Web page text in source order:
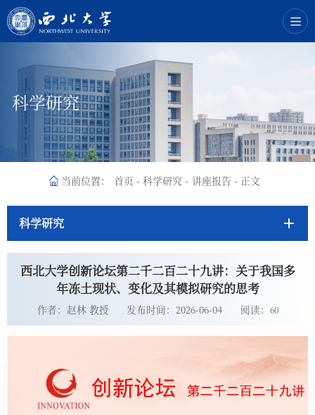
科学研究
当前位置： 首页 - 科学研究 - 讲座报告 - 正文
科学研究
西北大学创新论坛第二千二百二十九讲：关于我国多
年冻土现状、变化及其模拟研究的思考
作者：赵林 教授 发布时间：2026-06-04 阅读： 60